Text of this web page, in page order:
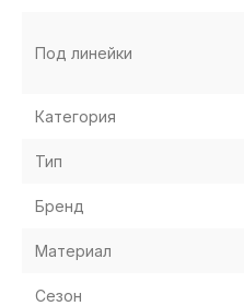
Под линейки
Категория
Тип
Бренд
Материал
Сезон